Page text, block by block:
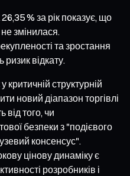
% за рік показує, що
змінилася.
та зростання
відкату.
критичній структурній
новий діапазон торгівлі
від того, чи
безпеки з "подієвого
консенсус".
цінову динаміку є
розробників і